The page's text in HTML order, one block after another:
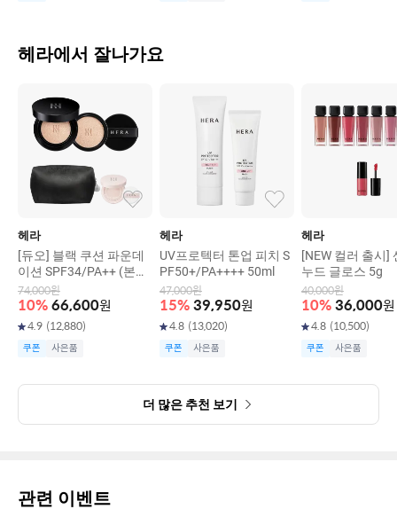
헤라에서 잘나가요
헤라
[듀오] 블랙 쿠션 파운데
이션 SPF34/PA++ (본품
15g+리필15g)
74,000원
10% 66,600원
4.9 (12,880)
쿠폰 사은품
헤라
UV프로텍터 톤업 피치 S
PF50+/PA++++ 50ml
47,000원
15% 39,950원
4.8 (13,020)
쿠폰 사은품
헤라
[NEW 컬러 출시]
누드 글로스 5g
40,000원
10% 36,000원
4.8 (10,500)
쿠폰 사은품
더 많은 추천 보기
관련 이벤트